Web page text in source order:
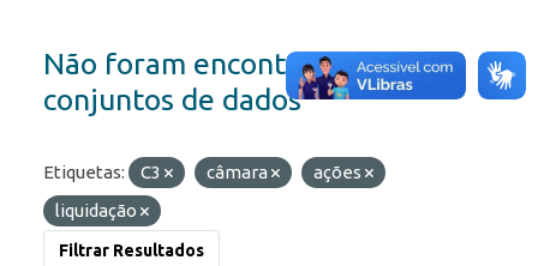
Não foram encontrados
conjuntos de dados
Etiquetas: C3 câmara
ações
liquidação
Filtrar Resultados